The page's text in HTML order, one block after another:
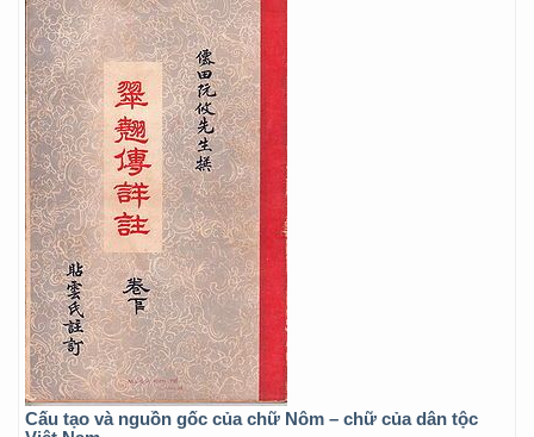
Cấu tạo và nguồn gốc của chữ Nôm – chữ của dân tộc